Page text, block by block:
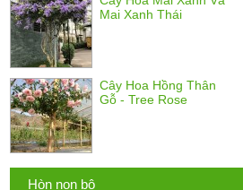
Mai Xanh Thái
Cây Hoa Hồng Thân
Gỗ - Tree Rose
Hòn non bộ